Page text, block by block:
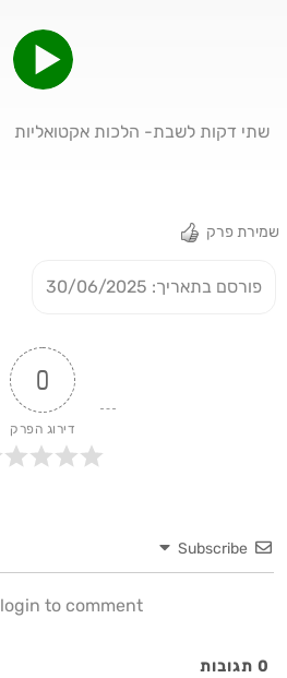
שתי דקות לשבת- הלכות אקטואליות
שמירת פרק
פורסם בתאריך: 30/06/2025
0
דירוג הפרק
Subscribe
to comment
0 תגובות